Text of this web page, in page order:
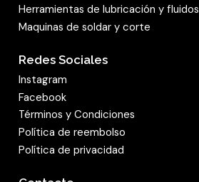
Herramientas de lubricación y fluidos
Maquinas de soldar y corte
Redes Sociales
Instagram
Facebook
Términos y Condiciones
Política de reembolso
Política de privacidad